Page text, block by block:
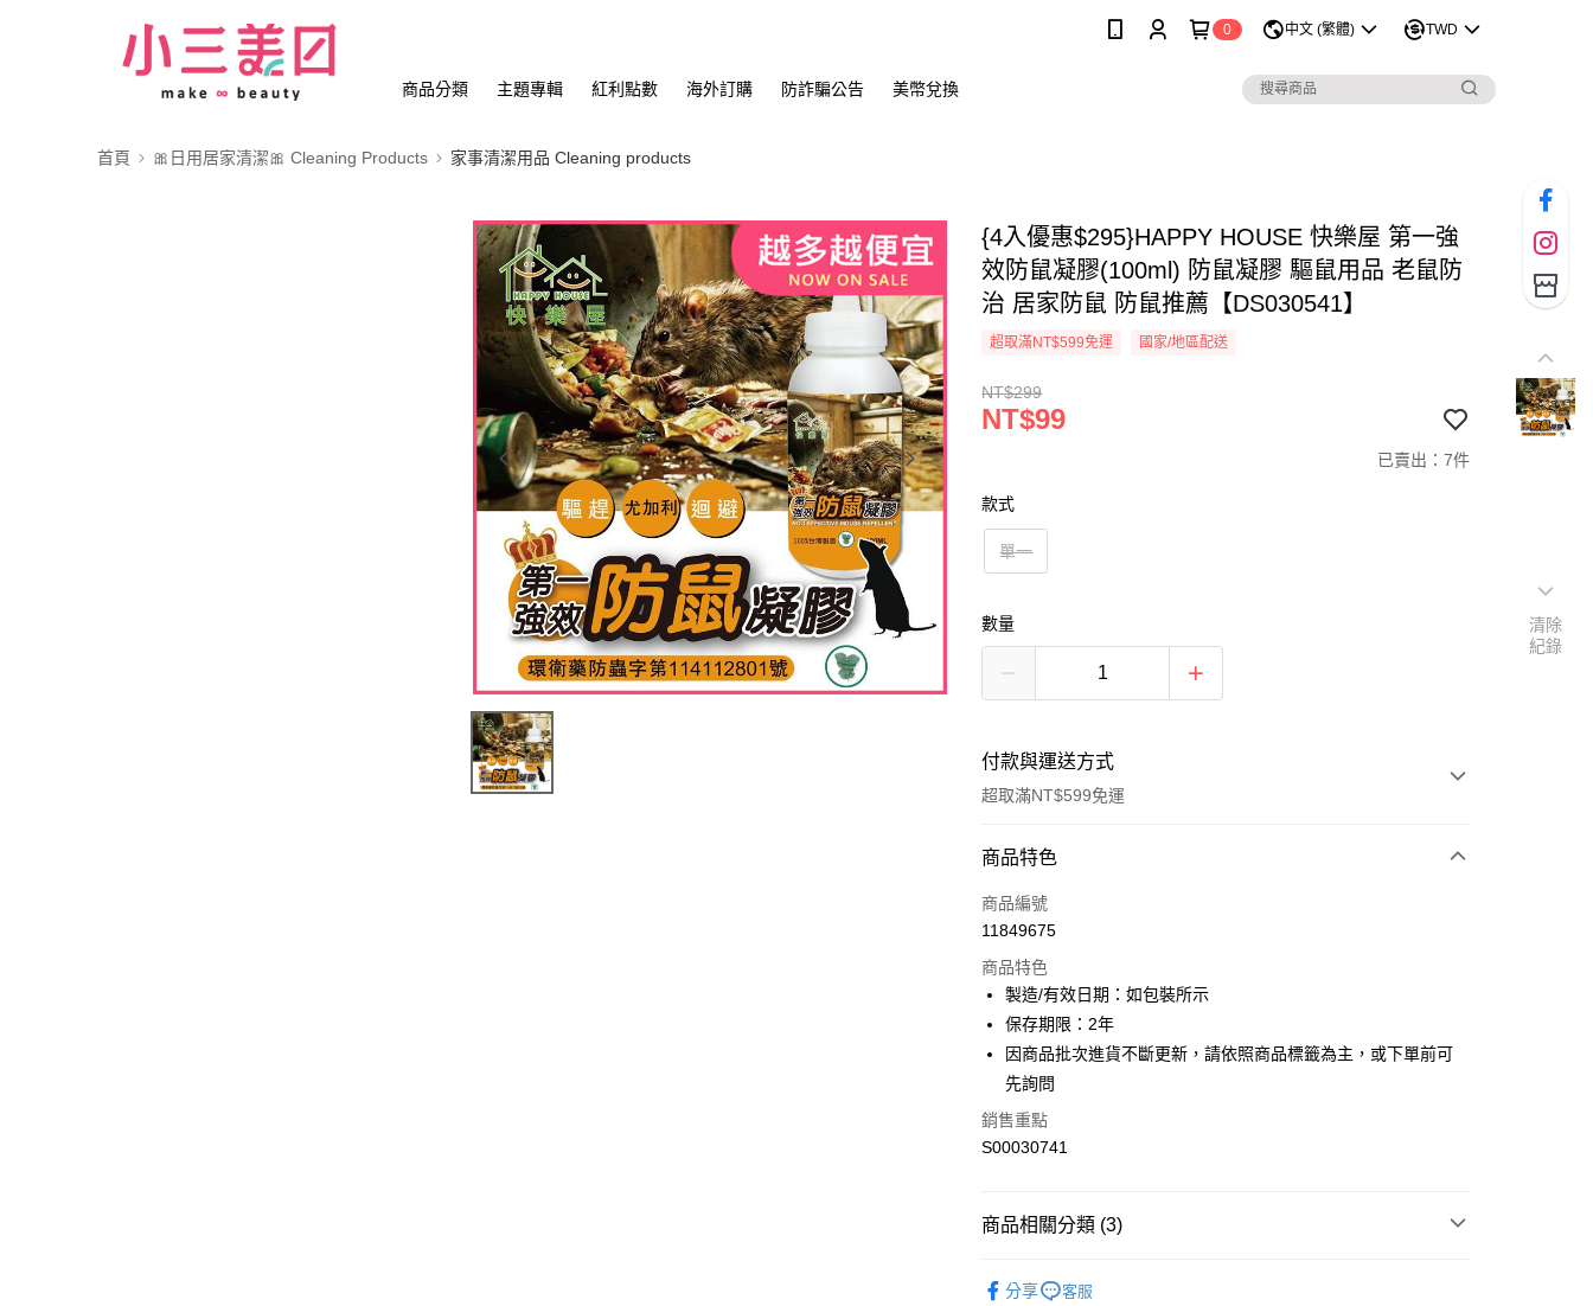
0 中文 (繁體) TWD
商品分類 主題專輯 紅利點數 海外訂購 防詐騙公告 美幣兌換
首頁 🎀日用居家清潔🎀 Cleaning Products 家事清潔用品 Cleaning products
{4入優惠$295}HAPPY HOUSE 快樂屋 第一強
效防鼠凝膠(100ml) 防鼠凝膠 驅鼠用品 老鼠防
治 居家防鼠 防鼠推薦【DS030541】
超取滿NT$599免運 國家/地區配送
NT$299
NT$99
已賣出：7件
款式
單一
數量
付款與運送方式
超取滿NT$599免運
付款方式
信用卡一次付款
LINE Pay
Apple Pay
街口支付
全盈+PAY
運送方式
全家付款取貨
商品特色
商品編號
11849675
商品特色
製造/有效日期：如包裝所示
保存期限：2年
因商品批次進貨不斷更新，請依照商品標籤為主，或下單前可
先詢問
銷售重點
S00030741
商品相關分類 (3)
products
分享 客服
清除
紀錄